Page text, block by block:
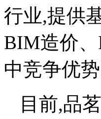
行业,提供
BIM造价
中竞争优势
目前,品